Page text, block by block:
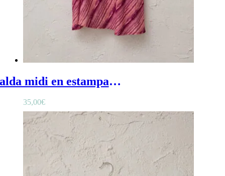
Falda midi en estampado rosa - Falda adolescente de corte midi con estampado en tonos rosas y burdeos
35,00€